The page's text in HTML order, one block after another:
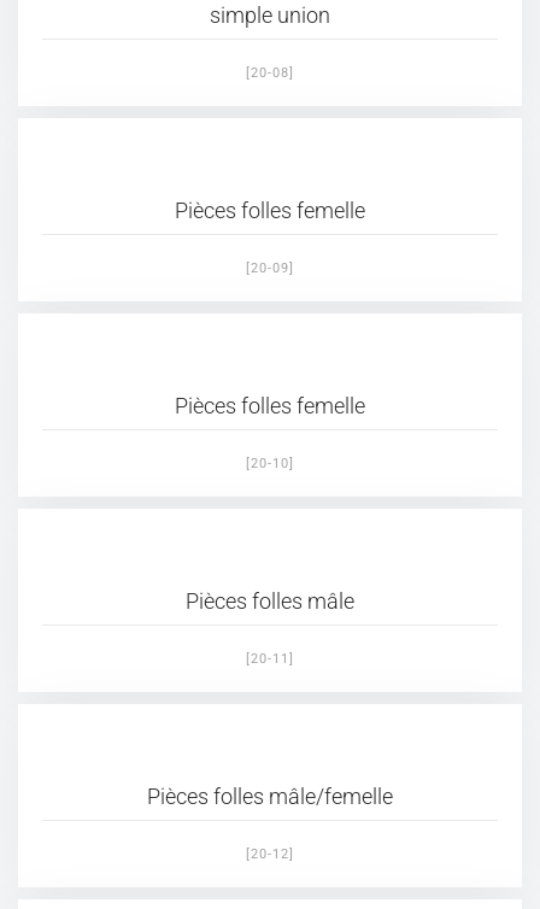
simple union
[20-08]
Pièces folles femelle
[20-09]
Pièces folles femelle
[20-10]
Pièces folles mâle
[20-11]
Pièces folles mâle/femelle
[20-12]